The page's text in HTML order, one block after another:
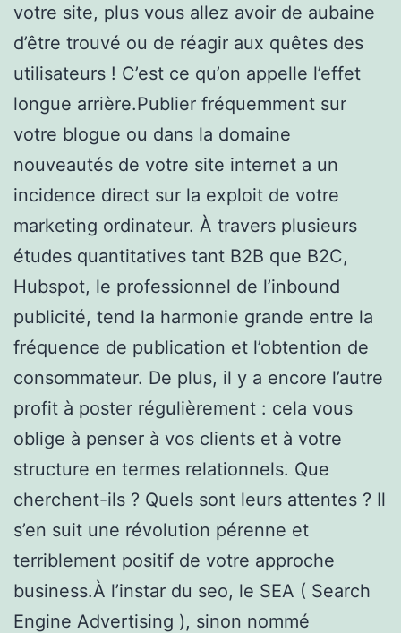
votre site, plus vous allez avoir de aubaine
d’être trouvé ou de réagir aux quêtes des
utilisateurs ! C’est ce qu’on appelle l’effet
longue arrière.Publier fréquemment sur
votre blogue ou dans la domaine
nouveautés de votre site internet a un
incidence direct sur la exploit de votre
marketing ordinateur. À travers plusieurs
études quantitatives tant B2B que B2C,
Hubspot, le professionnel de l’inbound
publicité, tend la harmonie grande entre la
fréquence de publication et l’obtention de
consommateur. De plus, il y a encore l’autre
profit à poster régulièrement : cela vous
oblige à penser à vos clients et à votre
structure en termes relationnels. Que
cherchent-ils ? Quels sont leurs attentes ? Il
s’en suit une révolution pérenne et
terriblement positif de votre approche
business.À l’instar du seo, le SEA ( Search
Engine Advertising ), sinon nommé